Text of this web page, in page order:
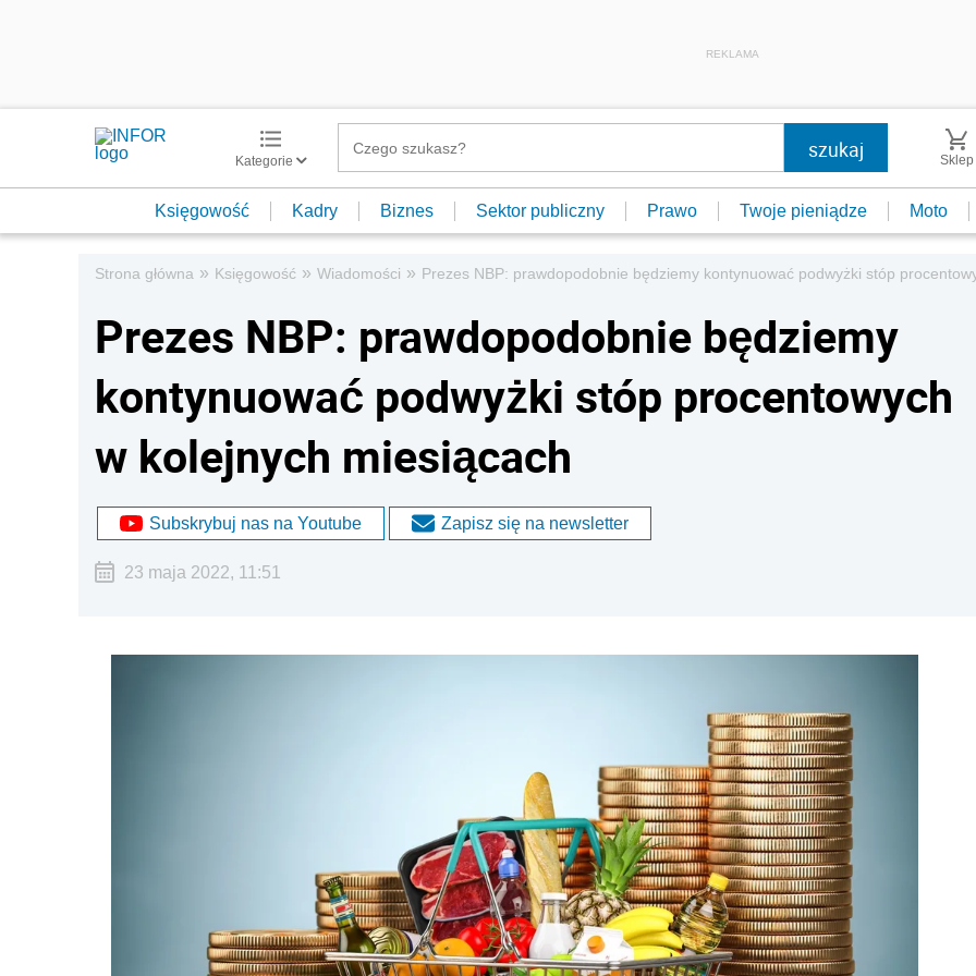
REKLAMA
Kategorie Sklep
Księgowość Kadry Biznes Sektor publiczny Prawo Twoje pieniądze Moto
Strona główna » Księgowość » Wiadomości » Prezes NBP: prawdopodobnie będziemy kontynuować podwyżki stóp
Prezes NBP: prawdopodobnie będziemy
kontynuować podwyżki stóp procentowych
w kolejnych miesiącach
Subskrybuj nas na Youtube Zapisz się na newsletter
23 maja 2022, 11:51